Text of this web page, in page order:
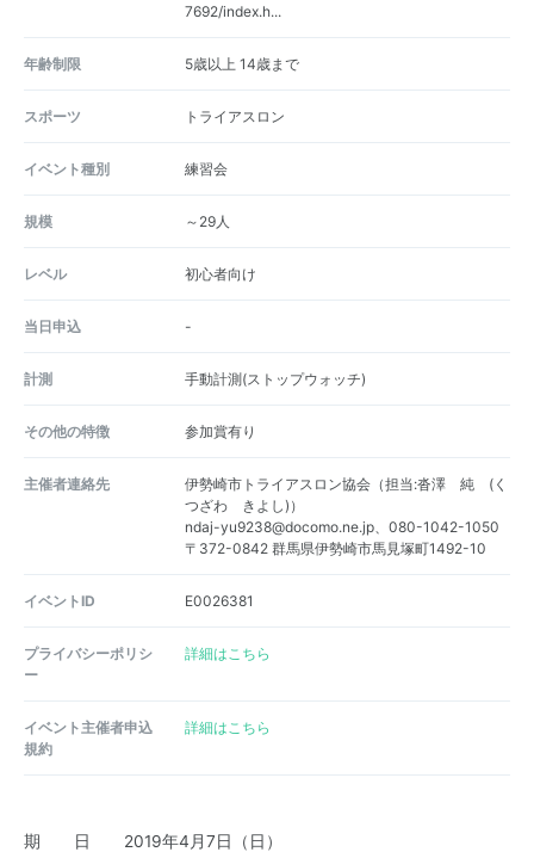
7692/index.h...
年齢制限 5歳以上 14歳まで
スポーツ トライアスロン
イベント種別 練習会
規模 ～29人
レベル 初心者向け
当日申込 -
計測 手動計測(ストップウォッチ)
その他の特徴 参加賞有り
主催者連絡先
伊勢崎市トライアスロン協会（担当:沓澤 純 (く
つざわ きよし)）
ndaj-yu9238@docomo.ne.jp、080-1042-1050
〒372-0842 群馬県伊勢崎市馬見塚町1492-10
イベントID E0026381
プライバシーポリシ
ー
詳細はこちら
イベント主催者申込
規約
詳細はこちら
期 日 2019年4月7日（日）